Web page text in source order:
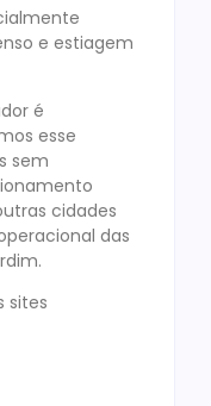
e estiagem
é
esse
sem
cidades
das
sites